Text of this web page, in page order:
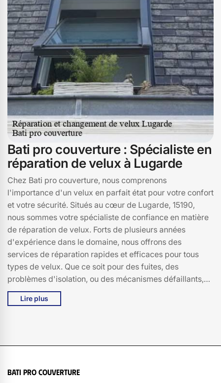
pro couverture dès aujourd'hui et laissez-nous vous
aider à redonner à votre maison de Lugarde toute la
luminosité et l'aération qu'elle mérite. Avec Bati pro
couverture, votre satisfaction est notre priorité.
Bati pro couverture : Spécialiste en
réparation de velux à Lugarde
Chez Bati pro couverture, nous comprenons
l'importance d'un velux en parfait état pour votre confort
et votre sécurité. Situés au cœur de Lugarde, 15190,
nous sommes votre spécialiste de confiance en matière
de réparation de velux. Forts de plusieurs années
d'expérience dans le domaine, nous offrons des
services de réparation rapides et efficaces pour tous
types de velux. Que ce soit pour des fuites, des
problèmes d'isolation, ou des mécanismes défaillants,
notre équipe d'experts est à votre disposition pour
résoudre tous vos soucis. Chez Bati pro couverture, nous
Lugarde, 15190, pour un service de réparation de velux
Lire plus
Bati pro couverture